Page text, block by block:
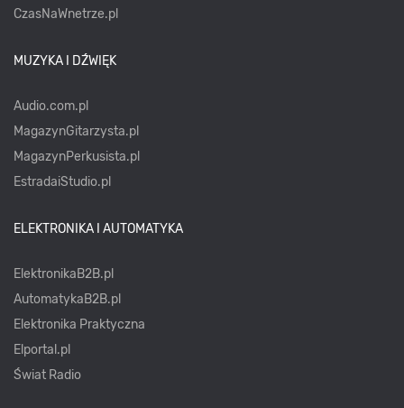
CzasNaWnetrze.pl
MUZYKA I DŹWIĘK
Audio.com.pl
MagazynGitarzysta.pl
MagazynPerkusista.pl
EstradaiStudio.pl
ELEKTRONIKA I AUTOMATYKA
ElektronikaB2B.pl
AutomatykaB2B.pl
Elektronika Praktyczna
Elportal.pl
Świat Radio